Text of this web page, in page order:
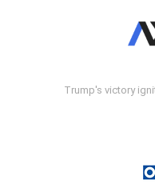
Trump's victory